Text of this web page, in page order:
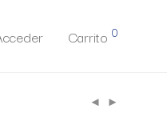
Carrito 0